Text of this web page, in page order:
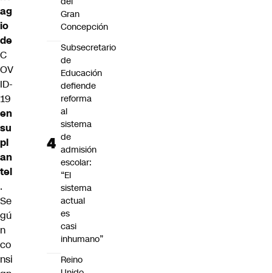
ag
io
de
C
OV
ID-
19
en
su
pl
an
tel
.
Se
gú
n
co
nsi
Gran
Concepción
Subsecretario
de
Educación
defiende
reforma
al
sistema
de
admisión
escolar:
“El
sistema
actual
es
casi
inhumano”
Reino